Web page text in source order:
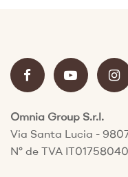
Omnia Group S.r.l.
Via Santa Lucia -
N° de TVA